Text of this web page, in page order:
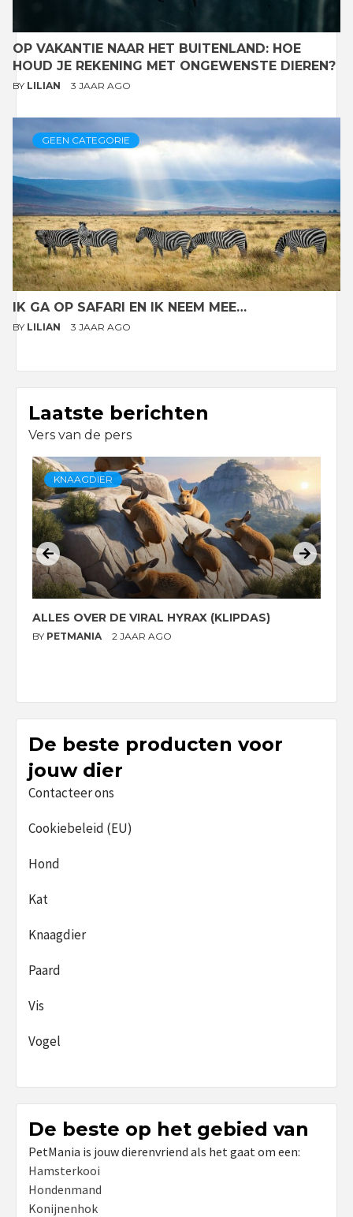
OP VAKANTIE NAAR HET BUITENLAND: HOE
HOUD JE REKENING MET ONGEWENSTE DIEREN?
BY LILIAN 3 JAAR AGO
GEEN CATEGORIE
IK GA OP SAFARI EN IK NEEM MEE…
BY LILIAN 3 JAAR AGO
Laatste berichten
Vers van de pers
KNAAGDIER
ALLES OVER DE VIRAL HYRAX (KLIPDAS)
BY PETMANIA 2 JAAR AGO
De beste producten voor
jouw dier
Contacteer ons
Cookiebeleid (EU)
Hond
Kat
Knaagdier
Paard
Vis
Vogel
De beste op het gebied van
PetMania is jouw dierenvriend als het gaat om een:
Hamsterkooi
Hondenmand
Konijnenhok